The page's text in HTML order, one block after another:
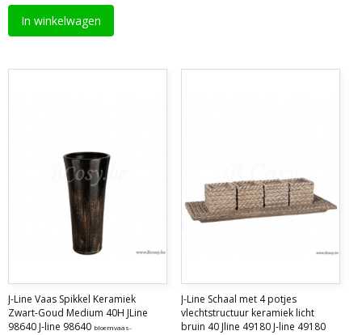
In winkelwagen
J-Line Vaas Spikkel Keramiek
Zwart-Goud Medium 40H JLine
98640 J-line 98640 bloemvaas-
J-Line Schaal met 4 potjes
vlechtstructuur keramiek licht
bruin 40 Jline 49180 J-line 49180